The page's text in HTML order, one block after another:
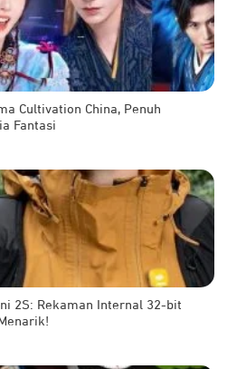
Cultivation China, Penuh
Fantasi
2S: Rekaman Internal 32-bit